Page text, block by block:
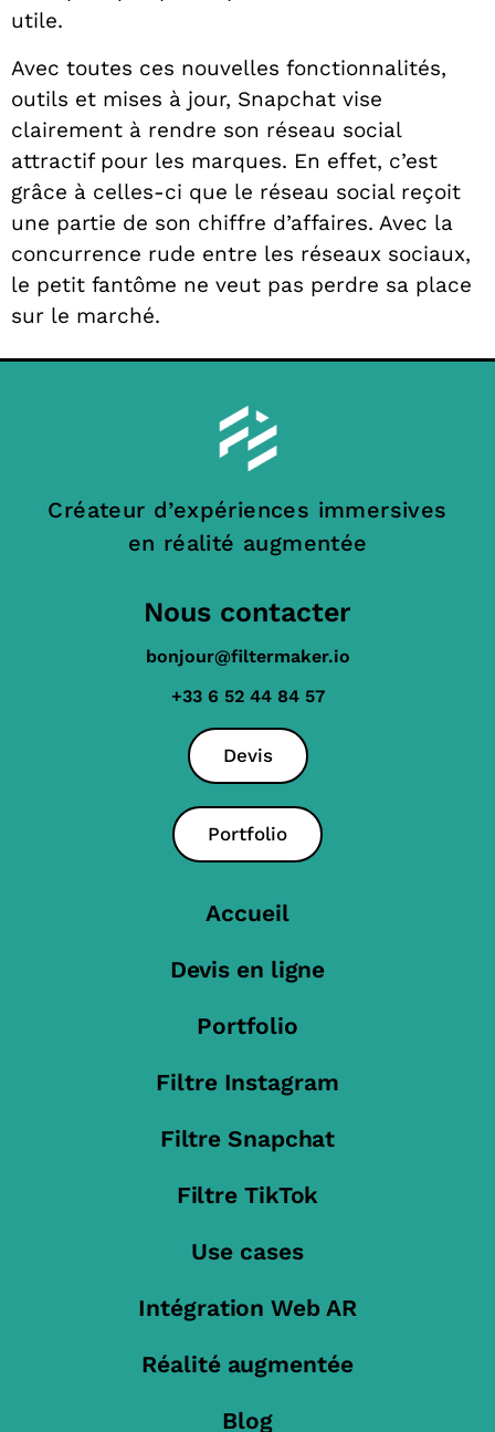
utile.
Avec toutes ces nouvelles fonctionnalités,
outils et mises à jour, Snapchat vise
clairement à rendre son réseau social
attractif pour les marques. En effet, c’est
grâce à celles-ci que le réseau social reçoit
une partie de son chiffre d’affaires. Avec la
concurrence rude entre les réseaux sociaux,
le petit fantôme ne veut pas perdre sa place
sur le marché.
Créateur d’expériences immersives
en réalité augmentée
Nous contacter
bonjour@filtermaker.io
+33 6 52 44 84 57
Devis
Portfolio
Accueil
Devis en ligne
Portfolio
Filtre Instagram
Filtre Snapchat
Filtre TikTok
Use cases
Intégration Web AR
Réalité augmentée
Blog